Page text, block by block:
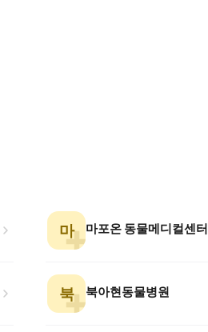
마 마포온 동물메디컬센터
북 북아현동물병원